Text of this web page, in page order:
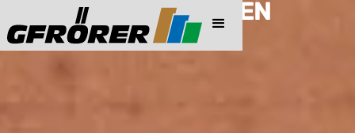
PREISINFORMATIONEN